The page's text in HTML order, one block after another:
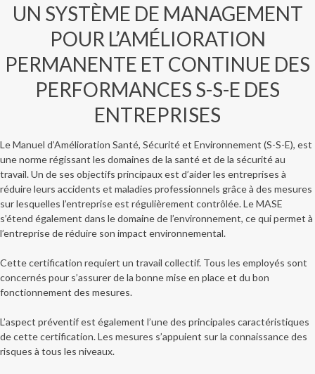
UN SYSTÈME DE MANAGEMENT
POUR L’AMÉLIORATION
PERMANENTE ET CONTINUE DES
PERFORMANCES S-S-E DES
ENTREPRISES
Le Manuel d’Amélioration Santé, Sécurité et Environnement (S-S-E), est
une norme régissant les domaines de la santé et de la sécurité au
travail. Un de ses objectifs principaux est d’aider les entreprises à
réduire leurs accidents et maladies professionnels grâce à des mesures
sur lesquelles l’entreprise est régulièrement contrôlée. Le MASE
s’étend également dans le domaine de l’environnement, ce qui permet à
l’entreprise de réduire son impact environnemental.
Cette certification requiert un travail collectif. Tous les employés sont
concernés pour s’assurer de la bonne mise en place et du bon
fonctionnement des mesures.
L’aspect préventif est également l’une des principales caractéristiques
de cette certification. Les mesures s’appuient sur la connaissance des
risques à tous les niveaux.